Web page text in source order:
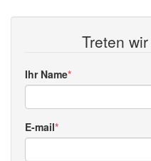
Treten
Ihr Name
E-mail